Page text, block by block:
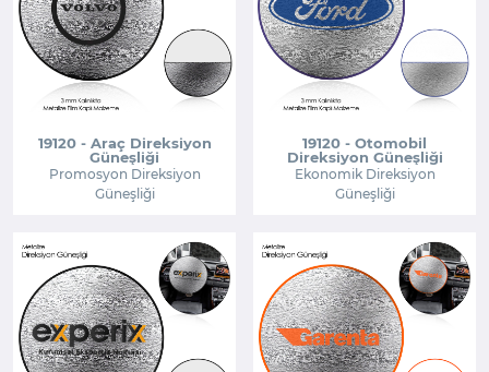
19120 - Araç Direksiyon
Güneşliği
Promosyon Direksiyon
Güneşliği
19120 - Otomobil
Direksiyon Güneşliği
Ekonomik Direksiyon
Güneşliği